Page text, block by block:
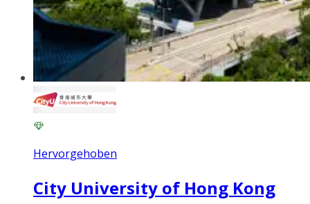
Hervorgehoben
City University of Hong Kong